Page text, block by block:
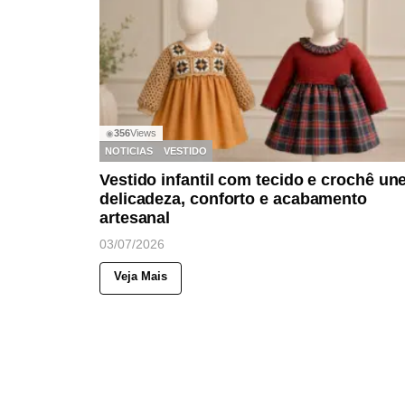
◉356Views
NOTICIAS
VESTIDO
Vestido infantil com tecido e crochê
delicadeza, conforto e acabamento
artesanal
03/07/2026
Veja Mais